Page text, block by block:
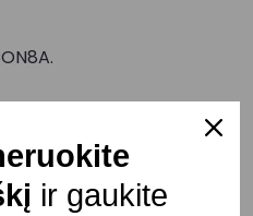
d. d.ir gaukite